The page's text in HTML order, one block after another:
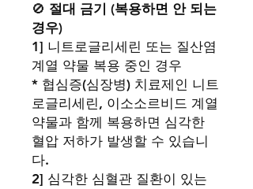
🚫 절대 금기 (복용하면 안 되는
경우)
1] 니트로글리세린 또는 질산염
계열 약물 복용 중인 경우
* 협심증(심장병) 치료제인 니트
로글리세린, 이소소르비드 계열
약물과 함께 복용하면 심각한
혈압 저하가 발생할 수 있습니
다.
2] 심각한 심혈관 질환이 있는